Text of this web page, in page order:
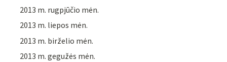
2013 m. rugpjūčio mėn.
2013 m. liepos mėn.
2013 m. birželio mėn.
2013 m. gegužės mėn.